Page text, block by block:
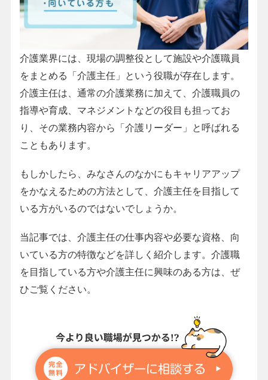
介護業界には、現場の調整役として施設や介護職員
をまとめる「介護主任」という役職が存在します。
介護主任は、通常の介護業務に加えて、介護職員の
指導や育成、マネジメントなどの役目も担ってお
り、その業務内容から「介護リーダー」と呼ばれる
こともあります。
もしかしたら、みなさんのなかにもキャリアアップ
をかなえるための方法として、介護主任を目指して
いる方がいるのではないでしょうか。
当記事では、介護主任の仕事内容や必要な資格、向
いている方の特徴などを詳しく紹介します。介護職
を目指している方や介護主任に興味のある方は、ぜ
ひご覧ください。